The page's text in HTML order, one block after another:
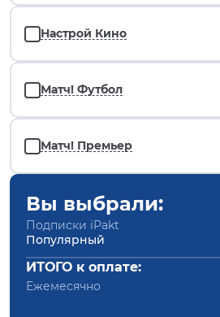
Настрой Кино
Матч! Футбол
Матч! Премьер
Вы выбрали:
Подписки iPakt
Популярный
ИТОГО к оплате:
Ежемесячно